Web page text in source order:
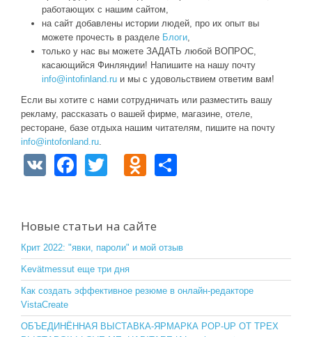
работающих с нашим сайтом,
на сайт добавлены истории людей, про их опыт вы
можете прочесть в разделе Блоги,
только у нас вы можете ЗАДАТЬ любой ВОПРОС,
касающийся Финляндии! Напишите на нашу почту
info@intofinland.ru и мы с удовольствием ответим вам!
Если вы хотите с нами сотрудничать или разместить вашу
рекламу, рассказать о вашей фирме, магазине, отеле,
ресторане, базе отдыха нашим читателям, пишите на почту
info@intofonland.ru.
V
F
e
b
o
o
k
er
O
o
kl
a
ss
ni
Новые статьи на сайте
Крит 2022: "явки, пароли" и мой отзыв
Kevätmessut еще три дня
Как создать эффективное резюме в онлайн-редакторе
VistaCreate
ОБЪЕДИНЁННАЯ ВЫСТАВКА-ЯРМАРКА POP-UP ОТ ТРЕХ